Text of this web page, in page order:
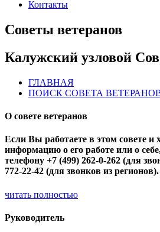
Контакты
Советы ветеранов
Калужский узловой
ГЛАВНАЯ
ПОИСК СОВЕТА
О совете ветеранов
Если Вы работаете в этом совете и
информацию о его работе или о
телефону +7 (499) 262-0-262 (для
772-22-42 (для звонков из регионов).
читать полностью
Руководитель